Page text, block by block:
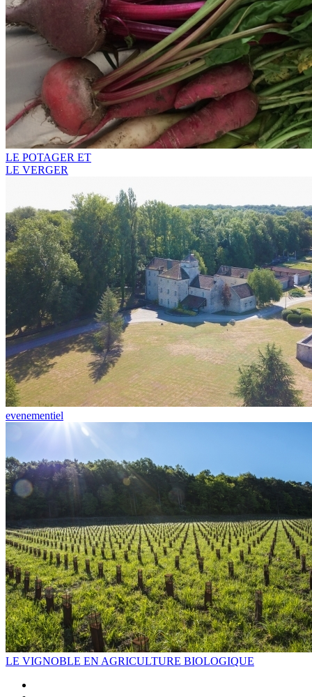
LE POTAGER ET
LE VERGER
evenementiel
LE VIGNOBLE EN AGRICULTURE BIOLOGIQUE